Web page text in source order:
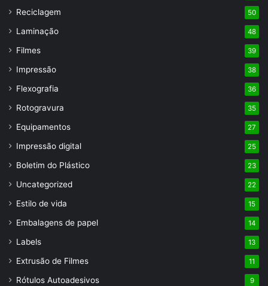
Reciclagem 50
Laminação 48
Filmes 39
Impressão 38
Flexografia 36
Rotogravura 35
Equipamentos 27
Impressão digital 25
Boletim do Plástico 23
Uncategorized 22
Estilo de vida 15
Embalagens de papel 14
Labels 13
Extrusão de Filmes 11
Rótulos Autoadesivos 9